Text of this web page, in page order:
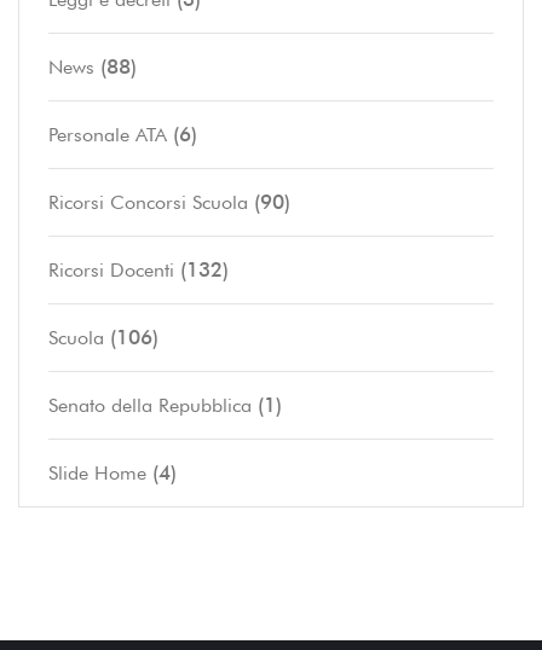
News (88)
Personale ATA (6)
Ricorsi Concorsi Scuola (90)
Ricorsi Docenti (132)
Scuola (106)
Senato della Repubblica (1)
Slide Home (4)